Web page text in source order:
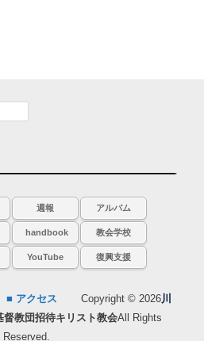
週報 アルバム
handbook 教会学校
YouTube 復興支援
■ アクセス Copyright © 2026川
督教団招待キリスト教会All Rights
Reserved.